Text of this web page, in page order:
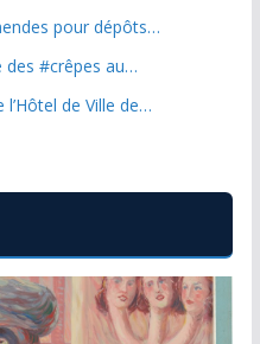
pour dépôts…
des #crêpes au…
de Ville de…